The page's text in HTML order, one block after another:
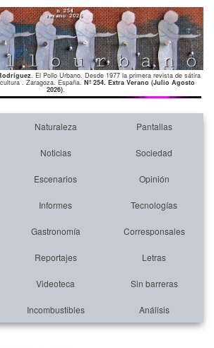
. El Pollo Urbano. Desde 1977 la primera revista de sátira
. Zaragoza. España. Nº 254. Extra Verano (Julio Agosto
2026).
Naturaleza Pantallas
Noticias Sociedad
Escenarios Opinión
Informes Tecnologías
Gastronomía Corresponsales
Reportajes Letras
Videoteca Sin barreras
Incombustibles Análisis